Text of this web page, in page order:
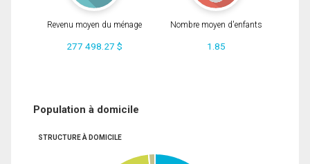
Revenu moyen du ménage
277 498.27 $
Nombre moyen d'enfants
1.85
Population à domicile
STRUCTURE À DOMICILE